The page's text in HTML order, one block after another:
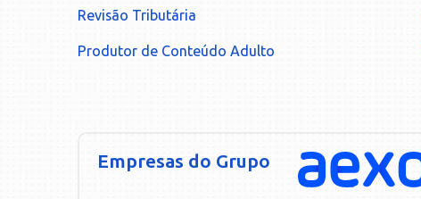
Revisão Tributária
Produtor de Conteúdo Adulto
Empresas do Grupo